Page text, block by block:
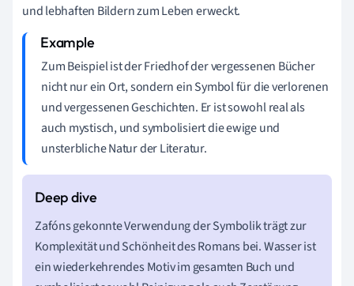
und lebhaften Bildern zum Leben erweckt.
Zum Beispiel ist der Friedhof der vergessenen Bücher
nicht nur ein Ort, sondern ein Symbol für die verlorenen
und vergessenen Geschichten. Er ist sowohl real als
auch mystisch, und symbolisiert die ewige und
unsterbliche Natur der Literatur.
Zafóns gekonnte Verwendung der Symbolik trägt zur
Komplexität und Schönheit des Romans bei. Wasser ist
ein wiederkehrendes Motiv im gesamten Buch und